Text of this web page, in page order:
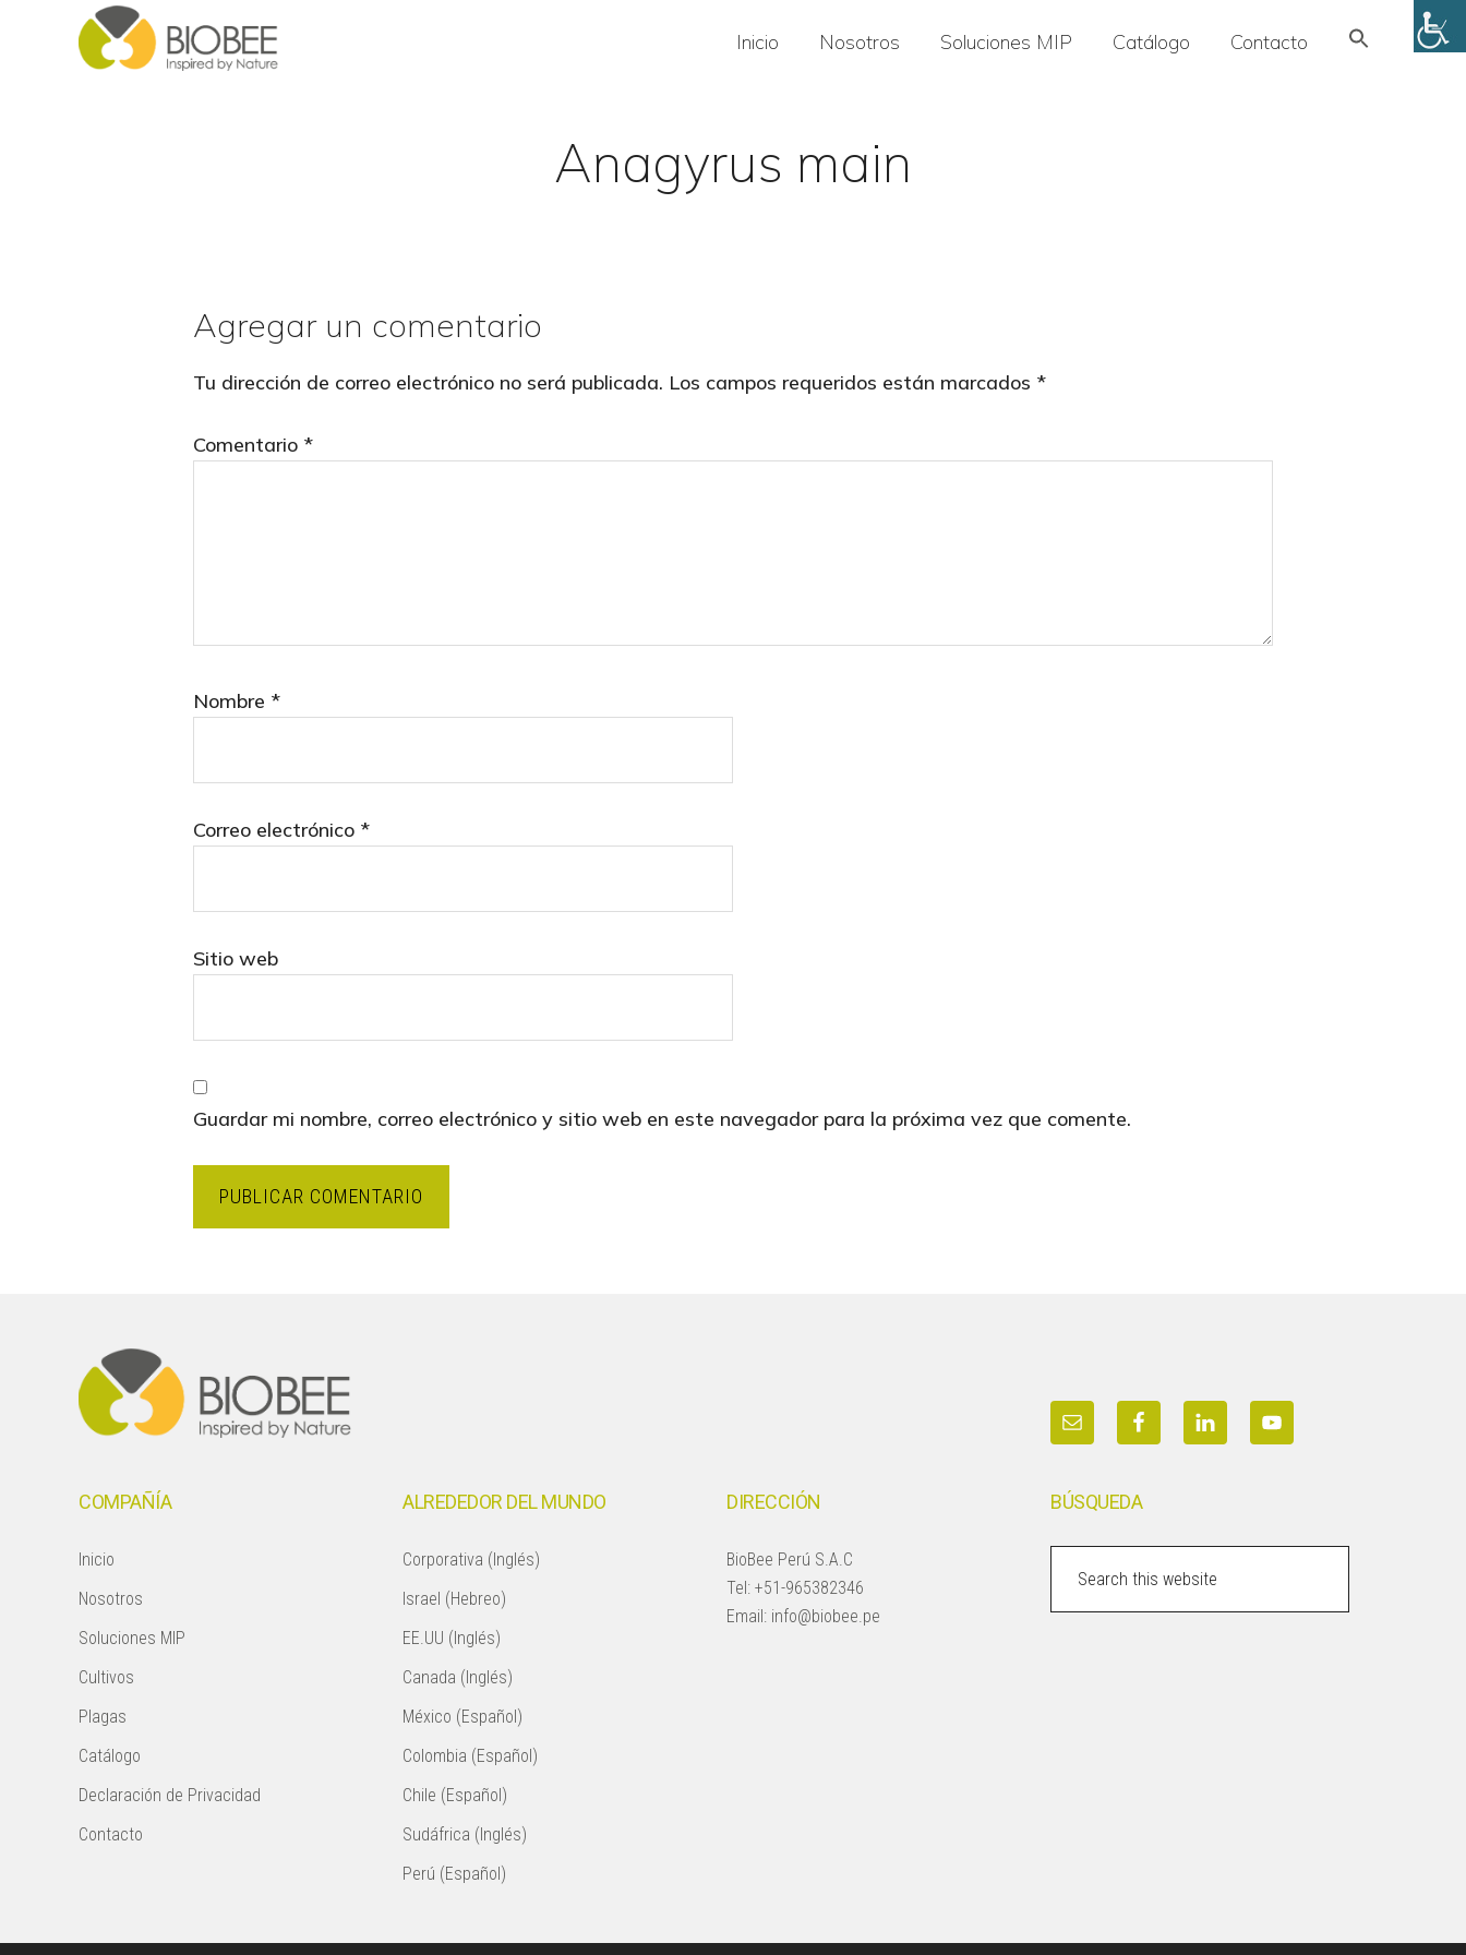
Inicio Nosotros Soluciones MIP Catálogo Contacto Search
Anagyrus main
Reader
Interactions
Agregar un comentario
Tu dirección de correo electrónico no será publicada. Los campos requeridos están marcados *
Comentario *
Nombre *
Correo electrónico *
Sitio web
Guardar mi nombre, correo electrónico y sitio web en este navegador para la próxima vez que comente.
COMPAÑÍA
Inicio
Nosotros
Soluciones MIP
Cultivos
Plagas
Catálogo
Declaración de Privacidad
Contacto
ALREDEDOR DEL MUNDO
Corporativa (Inglés)
Israel (Hebreo)
EE.UU (Inglés)
Canada (Inglés)
México (Español)
Colombia (Español)
Chile (Español)
Sudáfrica (Inglés)
Perú (Español)
DIRECCIÓN
BioBee Perú S.A.C
Tel:+51-965382346
Email: info@biobee.pe
BÚSQUEDA
website